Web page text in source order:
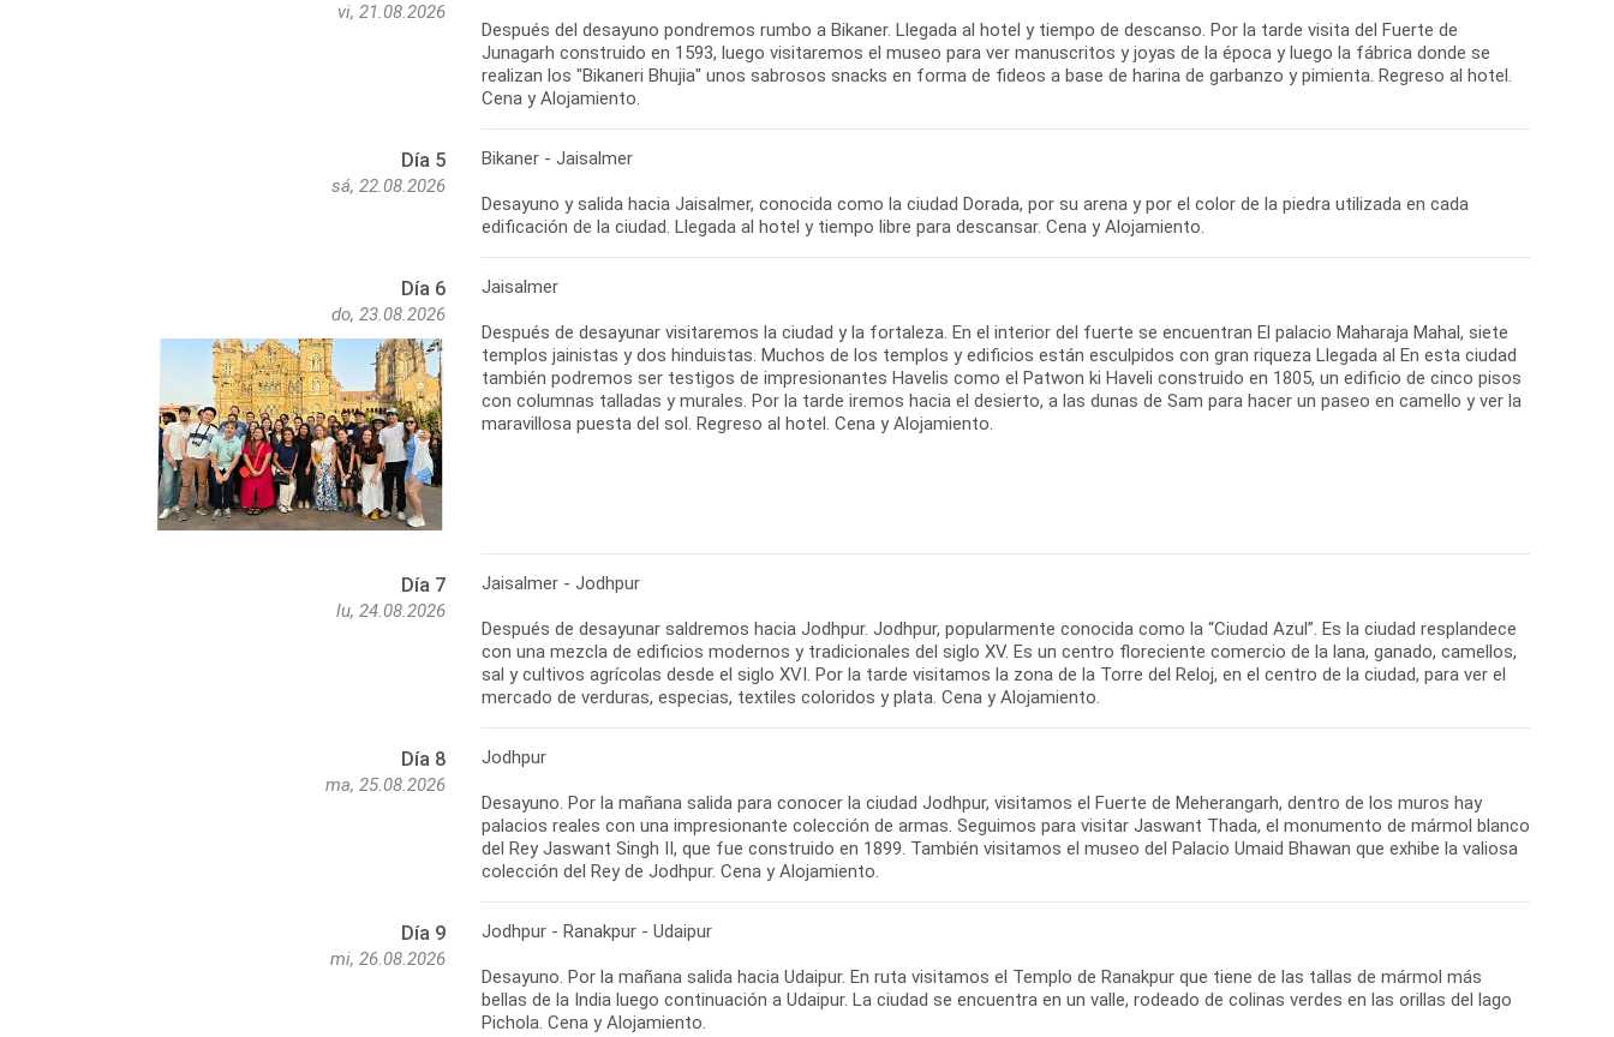
vi, 21.08.2026
Después del desayuno pondremos rumbo a Bikaner. Llegada al hotel y tiempo de descanso. Por la tarde visita del Fuerte de
Junagarh construido en 1593, luego visitaremos el museo para ver manuscritos y joyas de la época y luego la fábrica donde se
realizan los "Bikaneri Bhujia" unos sabrosos snacks en forma de fideos a base de harina de garbanzo y pimienta. Regreso al hotel.
Cena y Alojamiento.
Día 5
sá, 22.08.2026
Bikaner - Jaisalmer
Desayuno y salida hacia Jaisalmer, conocida como la ciudad Dorada, por su arena y por el color de la piedra utilizada en cada
edificación de la ciudad. Llegada al hotel y tiempo libre para descansar. Cena y Alojamiento.
Día 6
do, 23.08.2026
Jaisalmer
Después de desayunar visitaremos la ciudad y la fortaleza. En el interior del fuerte se encuentran El palacio Maharaja Mahal, siete
templos jainistas y dos hinduistas. Muchos de los templos y edificios están esculpidos con gran riqueza Llegada al En esta ciudad
también podremos ser testigos de impresionantes Havelis como el Patwon ki Haveli construido en 1805, un edificio de cinco pisos
con columnas talladas y murales. Por la tarde iremos hacia el desierto, a las dunas de Sam para hacer un paseo en camello y ver la
maravillosa puesta del sol. Regreso al hotel. Cena y Alojamiento.
Día 7
lu, 24.08.2026
Jaisalmer - Jodhpur
Después de desayunar saldremos hacia Jodhpur. Jodhpur, popularmente conocida como la “Ciudad Azul”. Es la ciudad resplandece
con una mezcla de edificios modernos y tradicionales del siglo XV. Es un centro floreciente comercio de la lana, ganado, camellos,
sal y cultivos agrícolas desde el siglo XVI. Por la tarde visitamos la zona de la Torre del Reloj, en el centro de la ciudad, para ver el
mercado de verduras, especias, textiles coloridos y plata. Cena y Alojamiento.
Día 8
ma, 25.08.2026
Jodhpur
Desayuno. Por la mañana salida para conocer la ciudad Jodhpur, visitamos el Fuerte de Meherangarh, dentro de los muros hay
palacios reales con una impresionante colección de armas. Seguimos para visitar Jaswant Thada, el monumento de mármol blanco
del Rey Jaswant Singh II, que fue construido en 1899. También visitamos el museo del Palacio Umaid Bhawan que exhibe la valiosa
Día 9
mi, 26.08.2026
Jodhpur - Ranakpur - Udaipur
Desayuno. Por la mañana salida hacia Udaipur. En ruta visitamos el Templo de Ranakpur que tiene de las tallas de mármol más
bellas de la India luego continuación a Udaipur. La ciudad se encuentra en un valle, rodeado de colinas verdes en las orillas del lago
Pichola. Cena y Alojamiento.